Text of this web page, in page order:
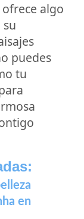
algo
puedes
tu
en